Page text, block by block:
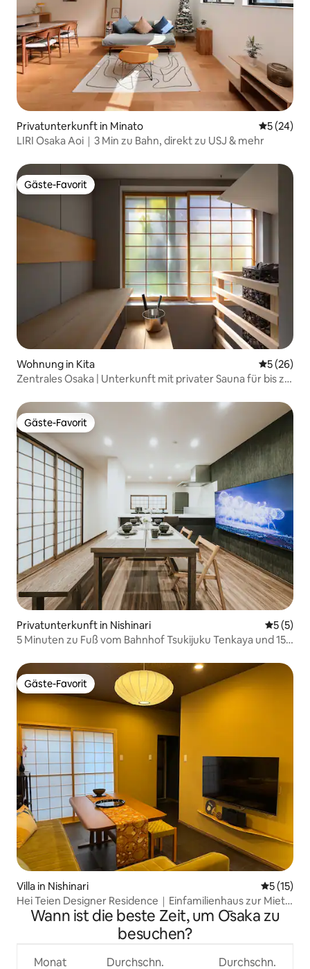
Privatunterkunft in Minato
5 (24)
LIRI Osaka Aoi｜3 Min zu Bahn, direkt zu USJ & mehr
Gäste-Favorit
Gäste-Favorit
Wohnung in Kita
5 (26)
Zentrales Osaka | Unterkunft mit privater Sauna für bis zu
Gäste-Favorit
Gäste-Favorit
Privatunterkunft in Nishinari
5 (5)
5 Minuten zu Fuß vom Bahnhof Tsukijuku Tenkaya und 15
entfernt. In der Nähe gibt es Lebensmittelgeschäfte und
Supermärkte.
Gäste-Favorit
Gäste-Favorit
Villa in Nishinari
5 (15)
Hei Teien Designer Residence｜Einfamilienhaus zur Miete
｜6 Gehminuten vom Bahnhof Kishinosato｜7 Minuten
von Namba｜Direktverbindung zum Flughafen Kansai｜
120 ㎡｜7 Personen｜3 Schlafzimmer, Wohnzimmer,
Wann ist die beste Zeit, um Ōsaka zu
besuchen?
Monat Durchschn. Durchschn.